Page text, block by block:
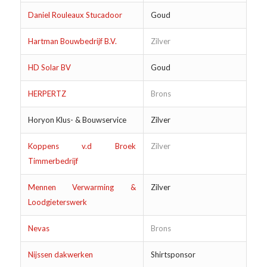
Daniel Rouleaux Stucadoor Goud
Hartman Bouwbedrijf B.V. Zilver
HD Solar BV Goud
HERPERTZ Brons
Horyon Klus- & Bouwservice Zilver
Koppens v.d Broek
Timmerbedrijf
Zilver
Mennen Verwarming &
Loodgieterswerk
Zilver
Nevas Brons
Nijssen dakwerken Shirtsponsor